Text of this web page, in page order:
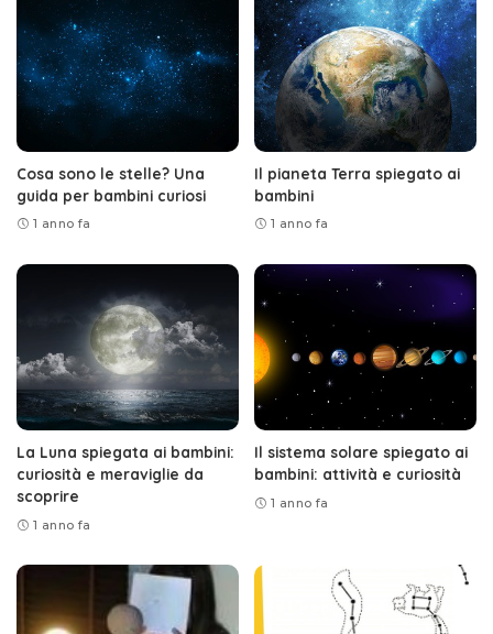
Cosa sono le stelle? Una
guida per bambini curiosi
1 anno fa
Il pianeta Terra spiegato ai
bambini
1 anno fa
La Luna spiegata ai bambini:
curiosità e meraviglie da
scoprire
1 anno fa
Il sistema solare spiegato ai
bambini: attività e curiosità
1 anno fa